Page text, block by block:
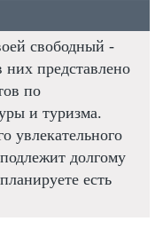
свободный -
представлено
по
и туризма.
увлекательного
долгому
есть